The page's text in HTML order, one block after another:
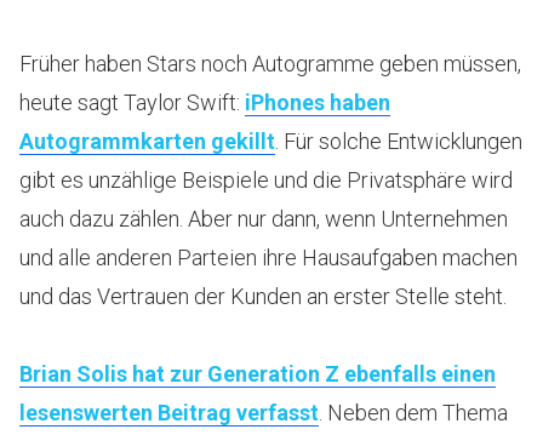
Früher haben Stars noch Autogramme geben müssen,
heute sagt Taylor Swift: iPhones haben
Autogrammkarten gekillt . Für solche Entwicklungen
gibt es unzählige Beispiele und die Privatsphäre wird
auch dazu zählen. Aber nur dann, wenn Unternehmen
und alle anderen Parteien ihre Hausaufgaben machen
und das Vertrauen der Kunden an erster Stelle steht.
Brian Solis hat zur Generation Z ebenfalls einen
lesenswerten Beitrag verfasst . Neben dem Thema